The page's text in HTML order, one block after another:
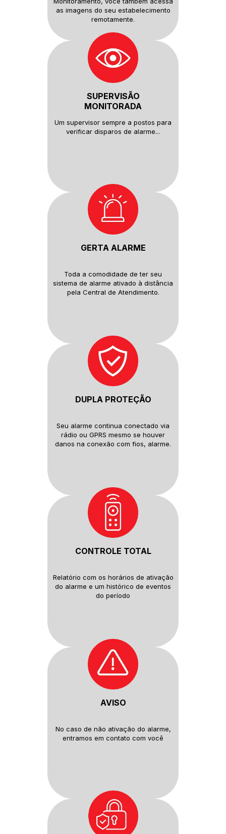
as imagens do seu estabelecimento
remotamente.
SUPERVISÃO
MONITORADA
Um supervisor sempre a postos para
verificar disparos de alarme...
GERTA ALARME
Toda a comodidade de ter seu
sistema de alarme ativado à distância
pela Central de Atendimento.
DUPLA PROTEÇÃO
Seu alarme continua conectado via
rádio ou GPRS mesmo se houver
danos na conexão com fios, alarme.
CONTROLE TOTAL
Relatório com os horários de ativação
do alarme e um histórico de eventos
do período
AVISO
No caso de não ativação do alarme,
entramos em contato com você